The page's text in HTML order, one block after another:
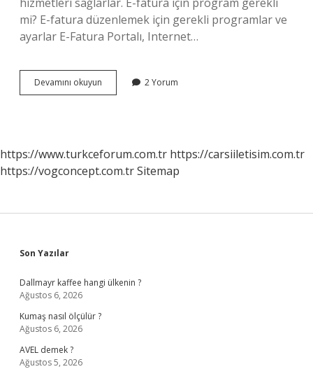
mi? E-fatura düzenlemek için gerekli programlar ve
ayarlar E-Fatura Portalı, Internet…
Devamını okuyun
Fatura
2 Yorum
https://www.turkceforum.com.tr https://carsiiletisim.com.tr
https://vogconcept.com.trSitemap
Sidebar
Son Yazılar
Dallmayr kaffee hangi ülkenin ?
Ağustos 6, 2026
Kumaş nasıl ölçülür ?
Ağustos 6, 2026
AVEL demek ?
Ağustos 5, 2026